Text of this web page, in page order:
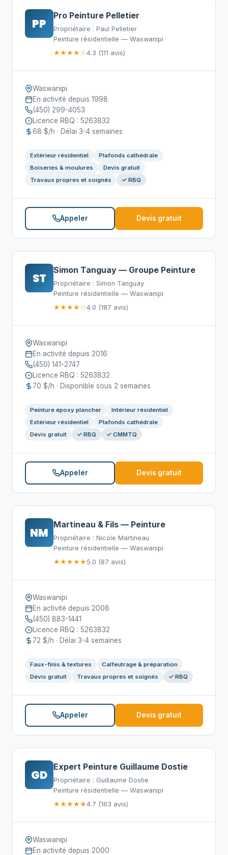
PP
Pro Peinture Pelletier
Propriétaire : Paul Pelletier
Peinture résidentielle — Waswanipi
★★★★☆4.3 (111 avis)
Waswanipi
En activité depuis 1998
(450) 299-4053
Licence RBQ : 5263832
68 $/h · Délai 3-4 semaines
Extérieur résidentiel
Plafonds cathédrale
Boiseries & moulures
Devis gratuit
Travaux propres et soignés
✓ RBQ
Appeler Devis gratuit
ST
Simon Tanguay — Groupe Peinture
Propriétaire : Simon Tanguay
Peinture résidentielle — Waswanipi
★★★★☆4.0 (187 avis)
Waswanipi
En activité depuis 2016
(450) 141-2747
Licence RBQ : 5263832
70 $/h · Disponible sous 2 semaines
Peinture époxy plancher
Intérieur résidentiel
Extérieur résidentiel
Plafonds cathédrale
Devis gratuit
✓ RBQ ✓ CMMTQ
Appeler Devis gratuit
NM
Martineau & Fils — Peinture
Propriétaire : Nicole Martineau
Peinture résidentielle — Waswanipi
★★★★★5.0 (87 avis)
Waswanipi
En activité depuis 2008
(450) 883-1441
Licence RBQ : 5263832
72 $/h · Délai 3-4 semaines
Faux-finis & textures
Calfeutrage & préparation
Devis gratuit
Travaux propres et soignés ✓ RBQ
Appeler Devis gratuit
GD
Expert Peinture Guillaume Dostie
Propriétaire : Guillaume Dostie
Peinture résidentielle — Waswanipi
★★★★★4.7 (163 avis)
Waswanipi
En activité depuis 2000